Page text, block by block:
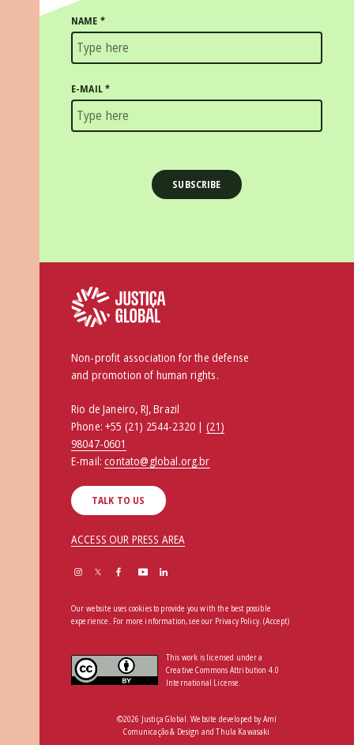
NAME *
E-MAIL*
Non-profit association for the defense
and promotion of human rights.
Rio de Janeiro, RJ, Brazil
Phone:+55 (21) 2544-2320 | (21)
98047-0601
E-mail:contato@global.org.br
TALK TO US
ACCESS OUR PRESS AREA
Our website uses cookies to provide you with the best possible
experience. For more information, see our Privacy Policy.(Accept)
This work is licensed under a
Creative Commons Attribution 4.0
International License.
©2026 Justiça Global. Website developed byAmí
Comunicação & Design andThula Kawasaki